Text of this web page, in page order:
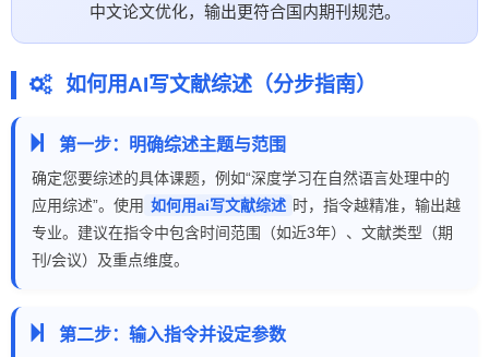
中文论文优化，输出更符合国内期刊规范。
如何用AI写文献综述（分步指南）
第一步：明确综述主题与范围
确定您要综述的具体课题，例如“深度学习在自然语言处理中的
应用综述”。使用 如何用ai写文献综述 时，指令越精准，输出越
专业。建议在指令中包含时间范围（如近3年）、文献类型（期
刊/会议）及重点维度。
第二步：输入指令并设定参数